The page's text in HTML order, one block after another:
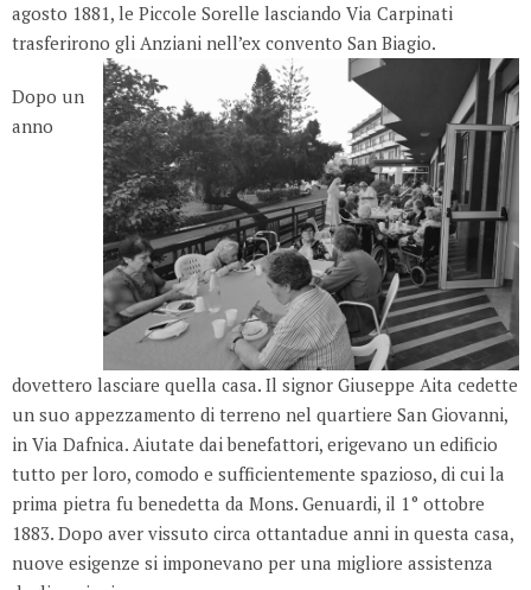
agosto 1881, le Piccole Sorelle lasciando Via Carpinati
trasferirono gli Anziani nell’ex convento San Biagio.
Dopo un
anno
dovettero lasciare quella casa. Il signor Giuseppe Aita cedette
un suo appezzamento di terreno nel quartiere San Giovanni,
in Via Dafnica. Aiutate dai benefattori, erigevano un edificio
tutto per loro, comodo e sufficientemente spazioso, di cui la
prima pietra fu benedetta da Mons. Genuardi, il 1° ottobre
1883. Dopo aver vissuto circa ottantadue anni in questa casa,
nuove esigenze si imponevano per una migliore assistenza